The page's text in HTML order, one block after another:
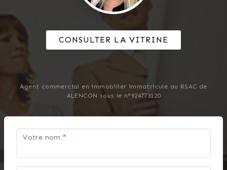
CONSULTER LA VITRINE
Agent commercial en immobilier immatriculé au RSAC de
ALENCON sous le n°924773120
Votre nom *